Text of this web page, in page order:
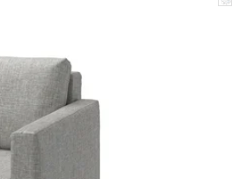
out, normal view